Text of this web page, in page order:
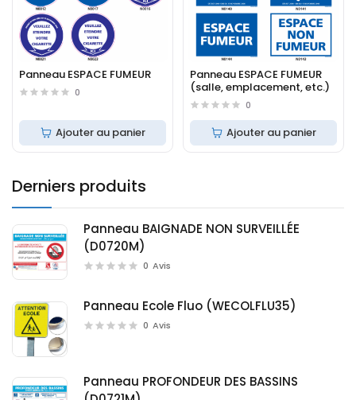
Derniers produits
Panneau BAIGNADE NON SURVEILLÉE
(D0720M)
0 Avis
Panneau Ecole Fluo (WECOLFLU35)
0 Avis
Panneau PROFONDEUR DES BASSINS
Panneau ESPACE FUMEUR
0
Ajouter au panier
Panneau ESPACE FUMEUR
(salle, emplacement, etc.)
0
Ajouter au panier